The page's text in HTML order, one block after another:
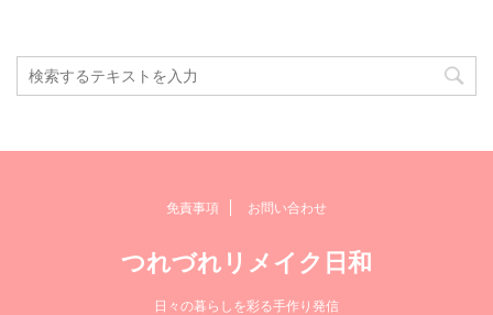
免責事項 お問い合わせ
つれづれリメイク日和
日々の暮らしを彩る手作り発信